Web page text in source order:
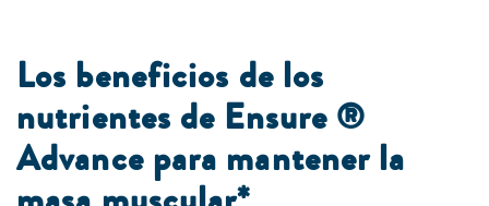
Los beneficios de los
nutrientes de Ensure ®
Advance para mantener la